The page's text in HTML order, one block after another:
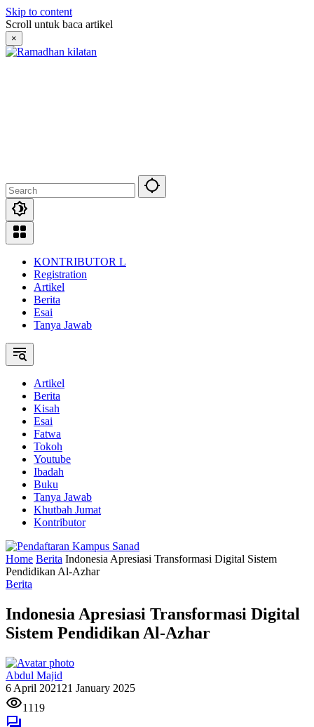
Skip to content
Scroll untuk baca artikel
×
KONTRIBUTOR L
Registration
Artikel
Berita
Esai
Tanya Jawab
Artikel
Berita
Kisah
Esai
Fatwa
Tokoh
Youtube
Ibadah
Buku
Tanya Jawab
Khutbah Jumat
Kontributor
Home Berita Indonesia Apresiasi Transformasi Digital Sistem
Pendidikan Al-Azhar
Berita
Indonesia Apresiasi Transformasi Digital
Sistem Pendidikan Al-Azhar
Abdul Majid
6 April 2021 21 January 2025
1119